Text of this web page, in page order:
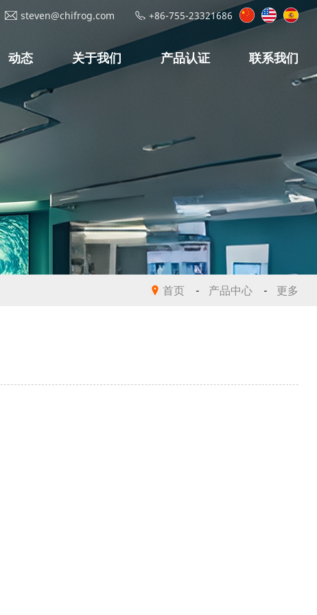
steven@chifrog.com +86-755-23321686
动态 关于我们 产品认证 联系我们
首页 - 产品中心 - 更多